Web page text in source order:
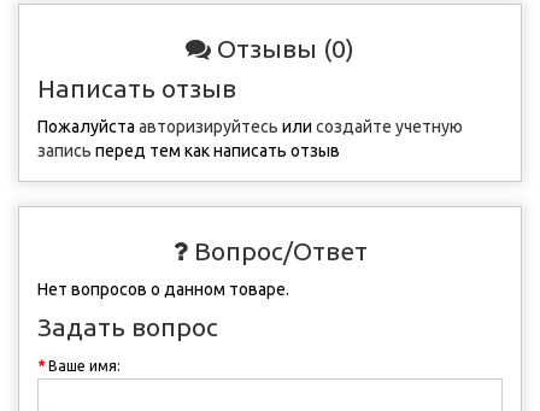
Отзывы (0)
Написать отзыв
Пожалуйста авторизируйтесь или создайте учетную
запись перед тем как написать отзыв
Вопрос/Ответ
Нет вопросов о данном товаре.
Задать вопрос
Ваше имя: